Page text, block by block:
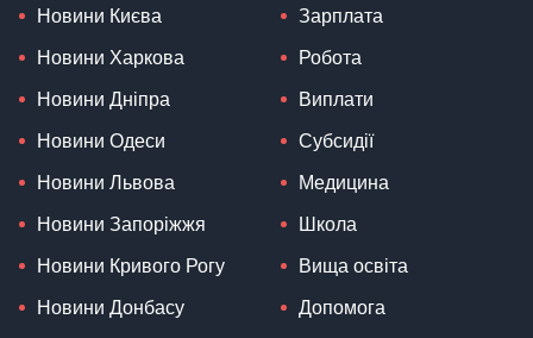
Новини Києва
Новини Харкова
Новини Дніпра
Новини Одеси
Новини Львова
Новини Запоріжжя
Новини Кривого Рогу
Новини Донбасу
Зарплата
Робота
Виплати
Субсидії
Медицина
Школа
Вища освіта
Допомога